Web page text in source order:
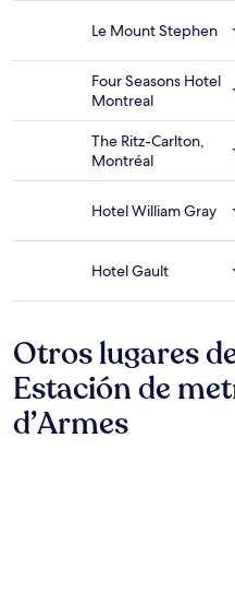
disponibilidad
a
términos
Le Mount Stephen
Four Seasons Hotel
Montreal
The Ritz-Carlton,
Montréal
Hotel William Gray
Hotel Gault
Otros lugares
Estación de
d’Armes